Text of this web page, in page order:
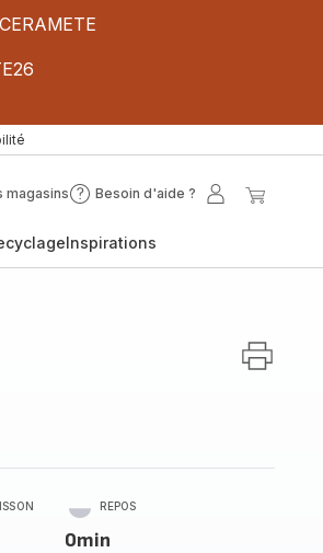
magasins Besoin d'aide ?
Besoin
?
Mon
Inspirations
REPOS
0min